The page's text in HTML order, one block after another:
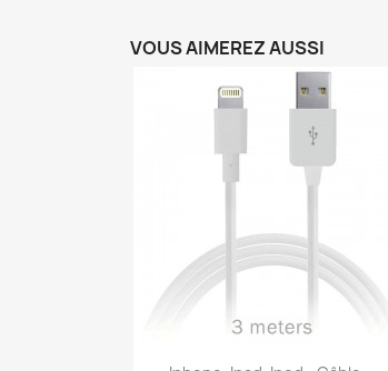
VOUS AIMEREZ AUSSI